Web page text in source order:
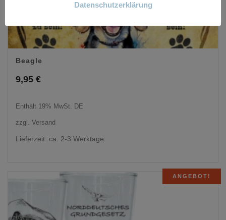
Beagle
9,95 €
Enthält 19% MwSt. DE
zzgl. Versand
Lieferzeit: ca. 2-3 Werktage
ANGEBOT!
Datenschutzerklärung